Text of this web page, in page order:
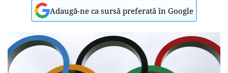
Adaugă-ne ca sursă preferată în Google